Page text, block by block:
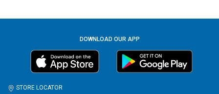
DOWNLOAD OUR APP
STORE LOCATOR